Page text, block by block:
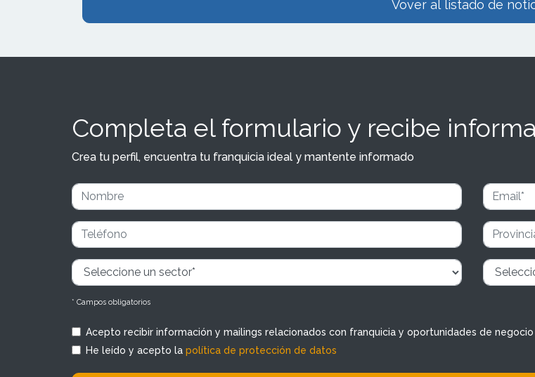
contin&uacute;a su meditada e imparable
Vover al listado de
Completa el formulario y recibe
Crea tu perfil, encuentra tu franquicia ideal y mantente informado
* Campos obligatorios
Acepto recibir información y mailings relacionados con franquicia y oportunidades de negocio
He leído y acepto la política de protección de datos